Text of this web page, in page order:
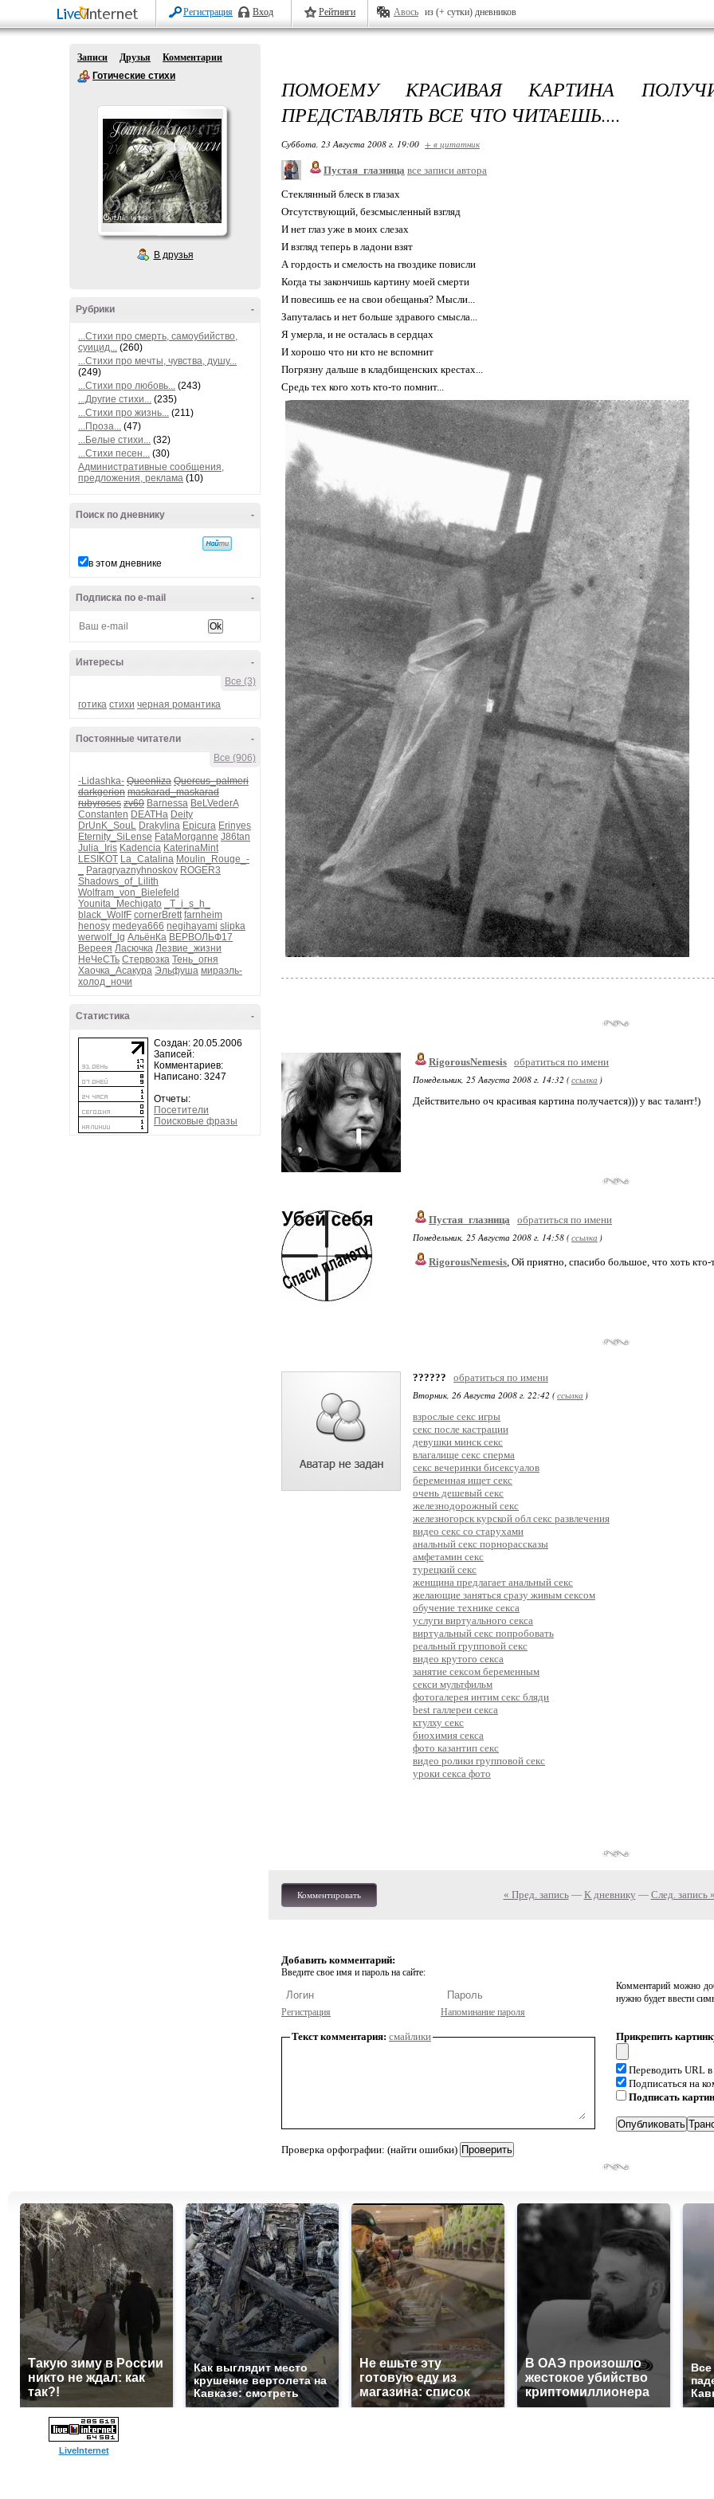
Регистрация Вход Рейтинги Авось из (+ сутки) дневников
Записи Друзья
Комментарии
Готические стихи
В друзья
-
Рубрики
...Стихи про смерть, самоубийство,
суицид... (260)
...Стихи про мечты, чувства, душу...
(249)
...Стихи про любовь... (243)
...Другие стихи... (235)
...Стихи про жизнь... (211)
...Проза... (47)
...Белые стихи... (32)
...Стихи песен... (30)
Административные сообщения,
предложения, реклама (10)
-
Поиск по дневнику
в этом дневнике
-
Подписка по e-mail
-
Интересы
Все (3)
готика стихи черная романтика
-
Постоянные читатели
Все (906)
-Lidashka- Queenliza Quercus_palmeri
darkgerion maskarad_maskarad
rubyroses zv60 Barnessa BeLVederA
Constanten DEATHa Deity
DrUnK_SouL Drakylina Epicura Erinyes
Eternity_SiLense FataMorganne J86tan
Julia_Iris Kadencia KaterinaMint
LESIKOT La_Catalina Moulin_Rouge_-
Paragryaznyhnoskov ROGER3
Shadows_of_Lilith
Wolfram_von_Bielefeld
Younita_Mechigato
_T_i_s_h_
black_WolfF cornerBrett farnheim
henosy medeya666 negihayami slipka
werwolf_lg АльёнКа ВЕРВОЛЬФ17
Вереея Ласючка Лезвие_жизни
НеЧеСТь Стервозка Тень_огня
Хаочка_Асакура Эльфуша мираэль-
холод_ночи
-
Статистика
Создан: 20.05.2006
Записей:
Комментариев:
Написано: 3247
Отчеты:
Посетители
Поисковые фразы
ПОМОЕМУ КРАСИВАЯ КАРТИНА
ПРЕДСТАВЛЯТЬ ВСЕ ЧТО ЧИТАЕШЬ....
Суббота, 23 Августа 2008 г. 19:00 + в цитатник
Пустая_глазница все записи автора
Стеклянный блеск в глазах
Отсутствующий, безсмысленный взгляд
И нет глаз уже в моих слезах
И взгляд теперь в ладони взят
А гордость и смелость на гвоздике повисли
Когда ты закончишь картину моей смерти
И повесишь ее на свои обещанья? Мысли...
Запуталась и нет больше здравого смысла...
Я умерла, и не осталась в сердцах
И хорошо что ни кто не вспомнит
Погрязну дальше в кладбищенских крестах...
Средь тех кого хоть кто-то помнит...
RigorousNemesis обратиться по имени
Понедельник, 25 Августа 2008 г. 14:32 (ссылка )
Действительно оч красивая картина получается))) у вас талант!)
Пустая_глазница
обратиться по имени
Понедельник, 25 Августа 2008 г. 14:58 (ссылка )
RigorousNemesis, Ой приятно, спасибо большое, что хоть кто-
??????
обратиться по имени
Вторник, 26 Августа 2008 г. 22:42 (ссылка )
взрослые секс игры
секс после кастрации
девушки минск секс
влагалище секс сперма
секс вечеринки бисексуалов
беременная ищет секс
очень дешевый секс
железнодорожный секс
железногорск курской обл секс развлечения
видео секс со старухами
анальный секс порнорассказы
амфетамин секс
турецкий секс
женщина предлагает анальный секс
желающие заняться сразу живым сексом
обучение технике секса
услуги виртуального секса
виртуальный секс попробовать
реальный групповой секс
видео крутого секса
занятие сексом беременным
секси мультфильм
фотогалерея интим секс бляди
best галлереи секса
ктулху секс
биохимия секса
фото казантип секс
видео ролики групповой секс
уроки секса фото
Комментировать « Пред. запись— К дневнику — След. запись »
Добавить комментарий:
Введите свое имя и пароль на сайте:
Регистрация Напоминание пароля
Комментарий можно
нужно будет ввести
Текст комментария: смайлики
Проверка орфографии: (найти ошибки)
Прикрепить
Переводить URL
Подписаться на
Подписать
Такую зиму в России
никто не ждал: как
так?!
Как выглядит место
крушение вертолета на
Кавказе: смотреть
Не ешьте эту
готовую еду из
магазина: список
В ОАЭ произошло
жестокое убийство
криптомиллионера
Все
LiveInternet